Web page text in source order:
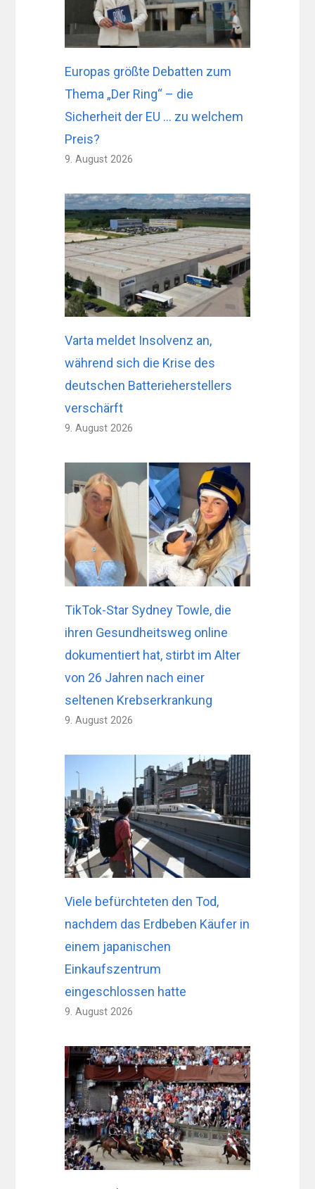
Europas größte Debatten zum
Thema „Der Ring“ – die
Sicherheit der EU … zu welchem ​​
Preis?
9. August 2026
Varta meldet Insolvenz an,
während sich die Krise des
deutschen Batterieherstellers
verschärft
9. August 2026
TikTok-Star Sydney Towle, die
ihren Gesundheitsweg online
dokumentiert hat, stirbt im Alter
von 26 Jahren nach einer
seltenen Krebserkrankung
9. August 2026
Viele befürchteten den Tod,
nachdem das Erdbeben Käufer in
einem japanischen
Einkaufszentrum
eingeschlossen hatte
9. August 2026